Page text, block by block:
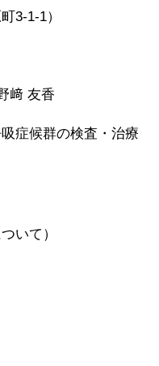
3-1-1）
﨑 友香
症候群の検査・治療
いて）